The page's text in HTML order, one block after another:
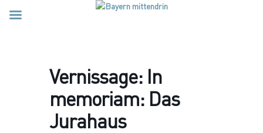
Vernissage: In
memoriam: Das
Jurahaus